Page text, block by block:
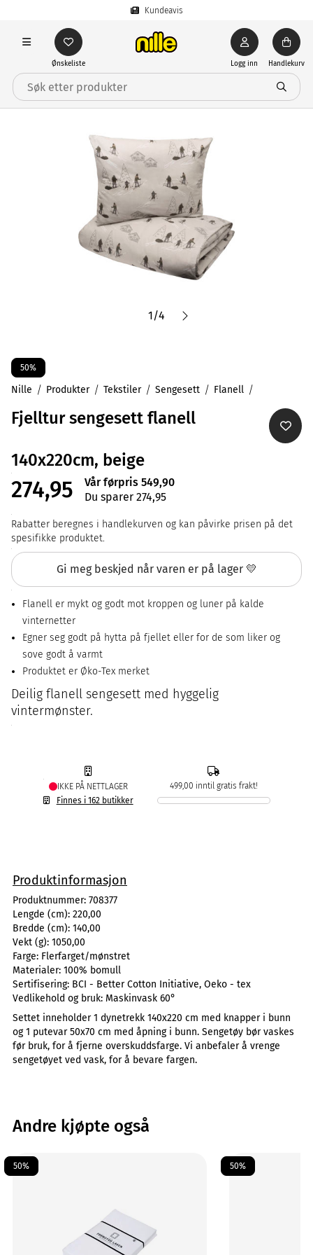
Kundeavis
Ønskeliste Logg inn Handlekurv
1/4
50%
Nille Produkter Tekstiler Sengesett Flanell
Fjelltur sengesett flanell
140x220cm, beige
274,95
Vår førpris 549,90
Du sparer 274,95
Rabatter beregnes i handlekurven og kan påvirke prisen på det
spesifikke produktet.
Gi meg beskjed når varen er på lager 💛
Flanell er mykt og godt mot kroppen og luner på kalde
vinternetter
Egner seg godt på hytta på fjellet eller for de som liker og
sove godt å varmt
Produktet er Øko-Tex merket
Deilig flanell sengesett med hyggelig
vintermønster.
IKKE PÅ NETTLAGER
Finnes i 162 butikker
499,00 inntil gratis frakt!
Produktinformasjon
Produktnummer: 708377
Lengde (cm): 220,00
Bredde (cm): 140,00
Vekt (g): 1050,00
Farge: Flerfarget/mønstret
Materialer: 100% bomull
Sertifisering: BCI - Better Cotton Initiative, Oeko - tex
Vedlikehold og bruk: Maskinvask 60°
Settet inneholder 1 dynetrekk 140x220 cm med knapper i bunn
og 1 putevar 50x70 cm med åpning i bunn. Sengetøy bør vaskes
før bruk, for å fjerne overskuddsfarge. Vi anbefaler å vrenge
sengetøyet ved vask, for å bevare fargen.
Andre kjøpte også
50% 50%